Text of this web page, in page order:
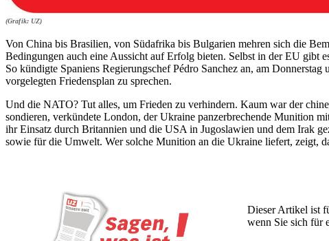
(Grafik: UZ)
Von China bis Brasilien, von Südafrika bis Bulgarien mehren sich die
Bedingungen auch eine Aussicht auf Erfolg bieten. Selbst in der EU gibt
So kündigte Spaniens Regierungschef Pédro Sanchez an, am
vorgelegten Friedensplan zu sprechen.
Und die NATO? Tut alles, um Frieden zu verhindern. Kaum war der
sondieren, verkündete London, der Ukraine panzerbrechende Munition
ihr Einsatz durch Britannien und die USA in Jugoslawien und dem Irak
sowie für die Umwelt. Wer solche Munition an die Ukraine liefert, zeigt,
Dieser Artikel ist
wenn Sie sich für